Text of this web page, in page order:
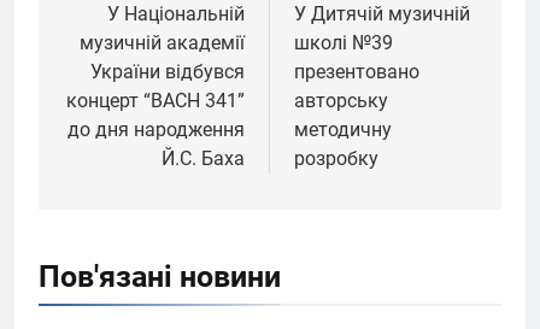
записів
У Національній
музичній академії
України відбувся
концерт “BACH 341”
до дня народження
Й.С. Баха
У Дитячій музичній
школі №39
презентовано
авторську
методичну
розробку
Пов'язані новини